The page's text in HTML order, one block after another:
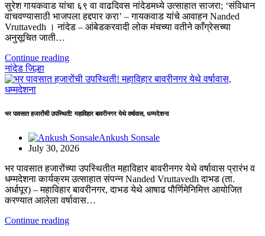
सुरेश गायकवाड यांचा ६९ वा वाढदिवस नांदेडमध्ये उत्साहात साजरा; ‘संविधान
वाचवण्यासाठी भाजपला हद्दपार करा’ – गायकवाड यांचे आवाहन Nanded
Vruttavedh । ​नांदेड – आंबेडकरवादी लोक मंचच्या वतीने काँग्रेसच्या
अनुसूचित जाती…
Continue reading
नांदेड जिल्हा
भर पावसात हजारोंची उपस्थिती! महाविहार बावरीनगर येथे वर्षावास, धम्मदेशना
Ankush Sonsale
July 30, 2026
भर पावसात हजारोंच्या उपस्थितीत महाविहार बावरीनगर येथे वर्षावास प्रारंभ व
धम्मदेशना कार्यक्रम उत्साहात संपन्न Nanded Vruttavedh दाभड (ता.
अर्धापूर) – महाविहार बावरीनगर, दाभड येथे आषाढ पौर्णिमेनिमित्त आयोजित
करण्यात आलेला वर्षावास…
Continue reading